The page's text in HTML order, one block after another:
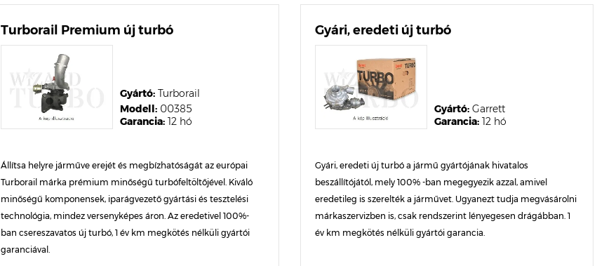
Turborail Premium új turbó
Garancia: 12 hó
Modell: 00385
Gyártó: Turborail
Állítsa helyre járműve erejét és megbízhatóságát az európai
Turborail márka prémium minőségű turbófeltöltőjével. Kiváló
minőségű komponensek, iparágvezető gyártási és tesztelési
technológia, mindez versenyképes áron. Az eredetivel 100%-
ban csereszavatos új turbó, 1 év km megkötés nélküli gyártói
garanciával.
Gyári, eredeti új turbó
Garancia: 12 hó
Gyártó: Garrett
Gyári, eredeti új turbó a jármű gyártójának hivatalos
beszállítójától, mely 100% -ban megegyezik azzal, amivel
eredetileg is szerelték a járművet. Ugyanezt tudja megvásárolni
márkaszervizben is, csak rendszerint lényegesen drágábban. 1
év km megkötés nélküli gyártói garancia.